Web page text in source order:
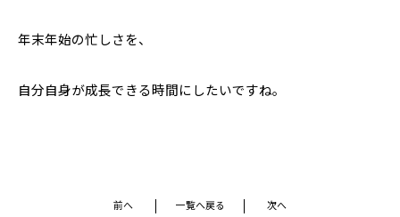
年末年始の忙しさを、
自分自身が成長できる時間にしたいですね。
前へ 一覧へ戻る 次へ